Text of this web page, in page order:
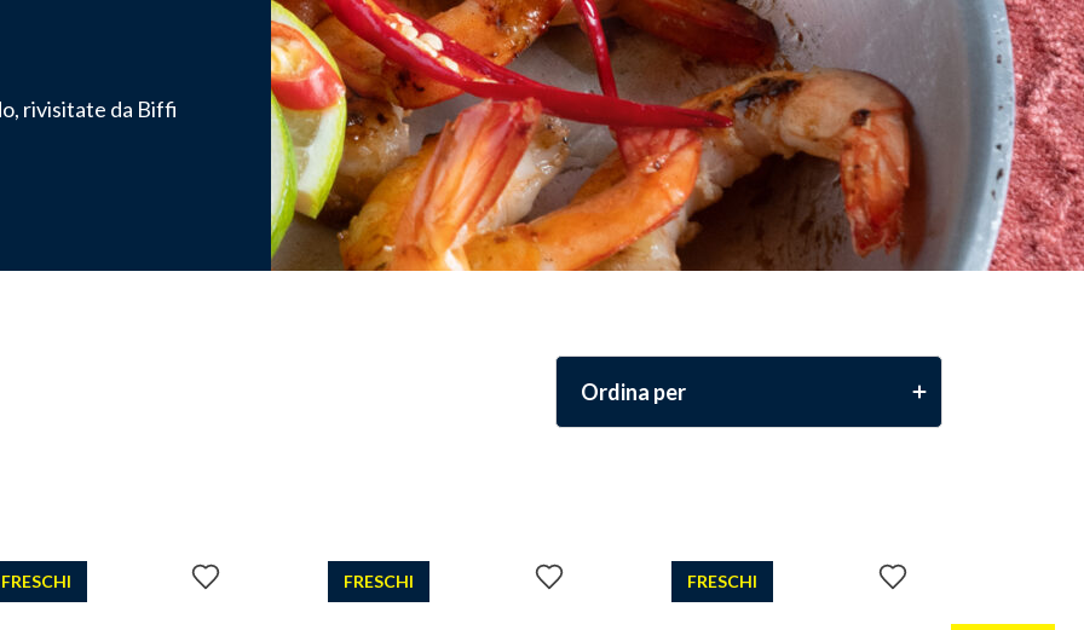
rivisitate da Biffi
Ordina per
FRESCHI
Aggiungi
FRESCHI
Aggiungi
FRESCHI
Aggiungi